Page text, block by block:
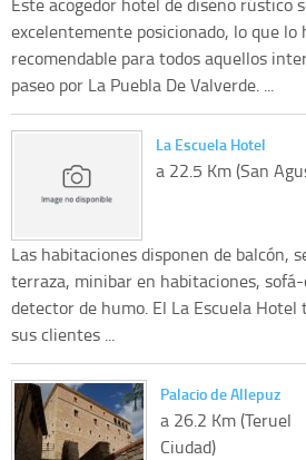
excelentemente posicionado, lo que lo
recomendable para todos aquellos
paseo por La Puebla De Valverde. ...
La Escuela Hotel
a 22.5 Km (San
Las habitaciones disponen de balcón,
terraza, minibar en habitaciones,
detector de humo. El La Escuela Hotel
sus clientes ...
Palacio de Allepuz
a 26.2 Km (Teruel
Ciudad)